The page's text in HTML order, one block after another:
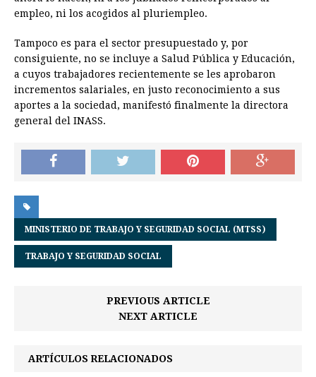
empleo, ni los acogidos al pluriempleo.
Tampoco es para el sector presupuestado y, por
consiguiente, no se incluye a Salud Pública y Educación,
a cuyos trabajadores recientemente se les aprobaron
incrementos salariales, en justo reconocimiento a sus
aportes a la sociedad, manifestó finalmente la directora
general del INASS.
MINISTERIO DE TRABAJO Y SEGURIDAD SOCIAL (MTSS)
TRABAJO Y SEGURIDAD SOCIAL
PREVIOUS ARTICLE
NEXT ARTICLE
ARTÍCULOS RELACIONADOS